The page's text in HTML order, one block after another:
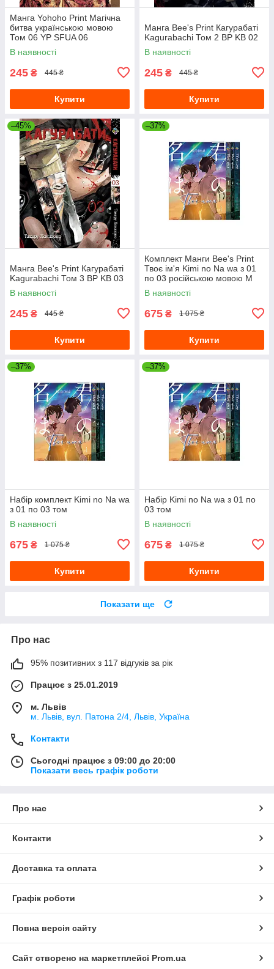
Манга Yohoho Print Магічна
битва українською мовою
Том 06 YP SFUA 06
В наявності
245 ₴ 445 ₴
Купити
Манга Bee's Print Кагурабаті
Kagurabachi Том 2 BP KB 02
В наявності
245 ₴ 445 ₴
Купити
–45%
Манга Bee's Print Кагурабаті
Kagurabachi Том 3 BP KB 03
В наявності
245 ₴ 445 ₴
Купити
–37%
Комплект Манги Bee's Print
Твоє ім'я Kimi no Na wa з 01
по 03 російською мовою M
KNNWSET 01
В наявності
675 ₴ 1 075 ₴
Купити
–37%
Набір комплект Kimi no Na wa
з 01 по 03 том
В наявності
675 ₴ 1 075 ₴
Купити
–37%
Набір Kimi no Na wa з 01 по
03 том
В наявності
675 ₴ 1 075 ₴
Купити
Показати ще
Про нас
95% позитивних з 117 відгуків за рік
Працює з 25.01.2019
м. Львів
м. Львів, вул. Патона 2/4, Львів, Україна
Контакти
Сьогодні працює з 09:00 до 20:00
Показати весь графік роботи
Про нас
Контакти
Доставка та оплата
Графік роботи
Повна версія сайту
Сайт створено на маркетплейсі Prom.ua